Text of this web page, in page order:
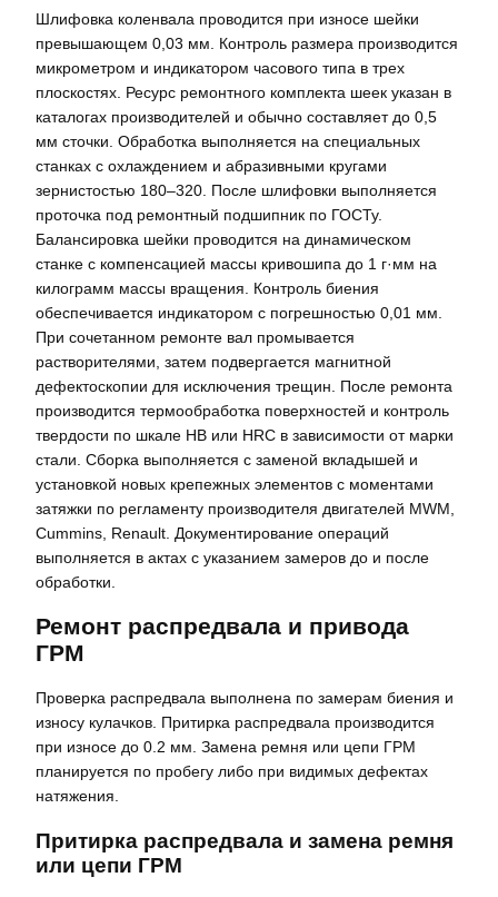
Шлифовка коленвала проводится при износе шейки
превышающем 0,03 мм. Контроль размера производится
микрометром и индикатором часового типа в трех
плоскостях. Ресурс ремонтного комплекта шеек указан в
каталогах производителей и обычно составляет до 0,5
мм сточки. Обработка выполняется на специальных
станках с охлаждением и абразивными кругами
зернистостью 180–320. После шлифовки выполняется
проточка под ремонтный подшипник по ГОСТу.
Балансировка шейки проводится на динамическом
станке с компенсацией массы кривошипа до 1 г·мм на
килограмм массы вращения. Контроль биения
обеспечивается индикатором с погрешностью 0,01 мм.
При сочетанном ремонте вал промывается
растворителями, затем подвергается магнитной
дефектоскопии для исключения трещин. После ремонта
производится термообработка поверхностей и контроль
твердости по шкале HB или HRC в зависимости от марки
стали. Сборка выполняется с заменой вкладышей и
установкой новых крепежных элементов с моментами
затяжки по регламенту производителя двигателей MWM,
Cummins, Renault. Документирование операций
выполняется в актах с указанием замеров до и после
обработки.
Ремонт распредвала и привода
ГРМ
Проверка распредвала выполнена по замерам биения и
износу кулачков. Притирка распредвала производится
при износе до 0.2 мм. Замена ремня или цепи ГРМ
планируется по пробегу либо при видимых дефектах
натяжения.
Притирка распредвала и замена ремня
или цепи ГРМ